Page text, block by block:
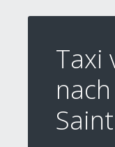
Taxi